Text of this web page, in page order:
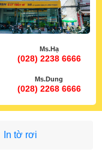
Ms.Hạ
(028) 2238 6666
Ms.Dung
(028) 2268 6666
In tờ rơi